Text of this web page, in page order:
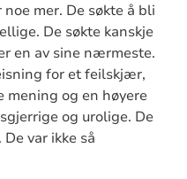
mer. De søkte å bli
De søkte kanskje
en av sine nærmeste.
for et feilskjær,
mening og en høyere
og urolige. De
var ikke så